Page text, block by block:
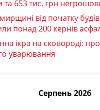
та 653 тис. грн
від початку
понад 200 кернів
ікра на сковороді:
уварювання
Серпень 2026